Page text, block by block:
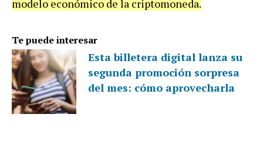
modelo económico de la criptomoneda.
Te puede interesar
Esta billetera digital lanza su
segunda promoción sorpresa
del mes: cómo aprovecharla